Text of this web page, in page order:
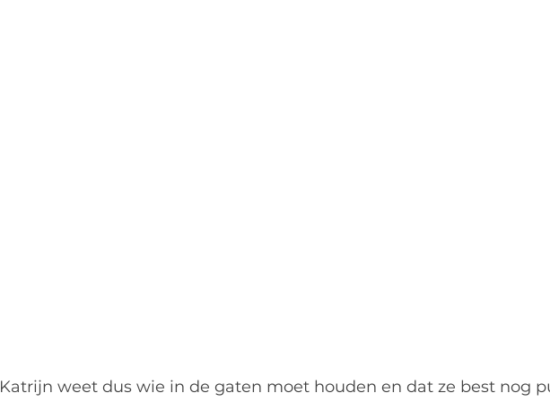
Katrijn weet dus wie in de gaten moet houden en dat ze best nog